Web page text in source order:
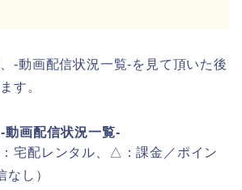
-動画配信状況一覧-を見て頂いた後
す。
-動画配信状況一覧-
宅配レンタル、△：課金／ポイン
なし）